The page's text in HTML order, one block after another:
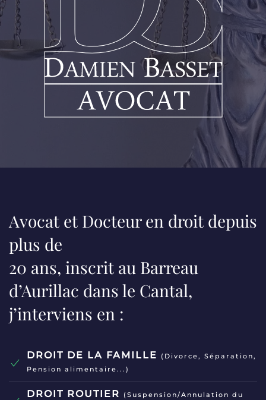
Avocat et Docteur en droit depuis
plus de
20 ans, inscrit au Barreau
d’Aurillac dans le Cantal,
j’interviens en :
DROIT DE LA FAMILLE
(Divorce, Séparation,
Pension alimentaire...)
DROIT ROUTIER
(Suspension/Annulation du